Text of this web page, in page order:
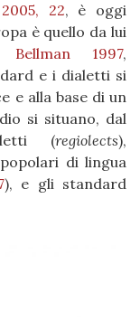
22, è oggi
è quello da lui
Bellman 1997,
e i dialetti si
e alla base di un
si situano, dal
(regiolects),
di lingua
), e gli standard